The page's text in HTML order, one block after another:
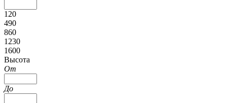
120
490
860
1230
1600
Высота
От
До